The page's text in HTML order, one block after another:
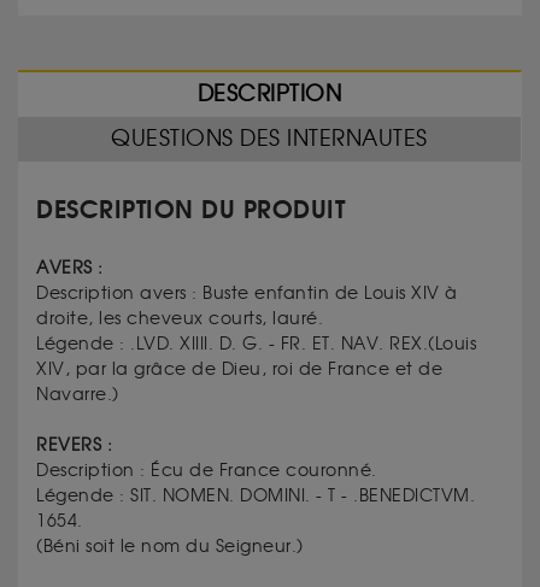
DESCRIPTION
QUESTIONS DES INTERNAUTES
DESCRIPTION DU PRODUIT
AVERS :
Description avers : Buste enfantin de Louis XIV à
droite, les cheveux courts, lauré.
Légende : .LVD. XIIII. D. G. - FR. ET. NAV. REX.(Louis
XIV, par la grâce de Dieu, roi de France et de
Navarre.)
REVERS :
Description : Écu de France couronné.
Légende : SIT. NOMEN. DOMINI. - T - .BENEDICTVM.
1654.
(Béni soit le nom du Seigneur.)